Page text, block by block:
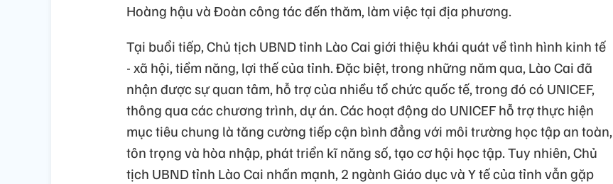
Hoàng hậu và Đoàn công tác đến thăm, làm việc tại địa phương.
Tại buổi tiếp, Chủ tịch UBND tỉnh Lào Cai giới thiệu khái quát về tình hình kinh tế
- xã hội, tiềm năng, lợi thế của tỉnh. Đặc biệt, trong những năm qua, Lào Cai đã
nhận được sự quan tâm, hỗ trợ của nhiều tổ chức quốc tế, trong đó có UNICEF,
thông qua các chương trình, dự án. Các hoạt động do UNICEF hỗ trợ thực hiện
mục tiêu chung là tăng cường tiếp cận bình đẳng với môi trường học tập an toàn,
tôn trọng và hòa nhập, phát triển kĩ năng số, tạo cơ hội học tập. Tuy nhiên, Chủ
tịch UBND tỉnh Lào Cai nhấn mạnh, 2 ngành Giáo dục và Y tế của tỉnh vẫn gặp